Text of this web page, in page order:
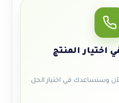
اختيار المنتج
وسنساعدك في اختيار الحل